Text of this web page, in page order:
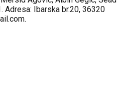
Adresa: Ibarska br.20, 36320
.